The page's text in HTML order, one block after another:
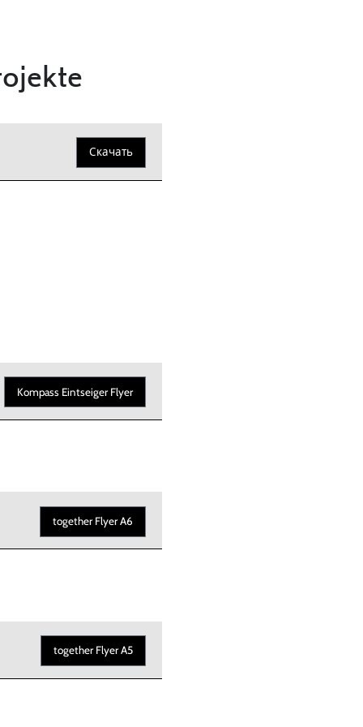
Скачать
Kompass Eintseiger Flyer
together Flyer A6
together Flyer A5